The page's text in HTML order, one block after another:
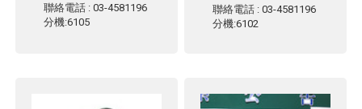
聯絡電話 : 03-4581196
分機:6105
聯絡電話 : 03-4581196
分機:6102